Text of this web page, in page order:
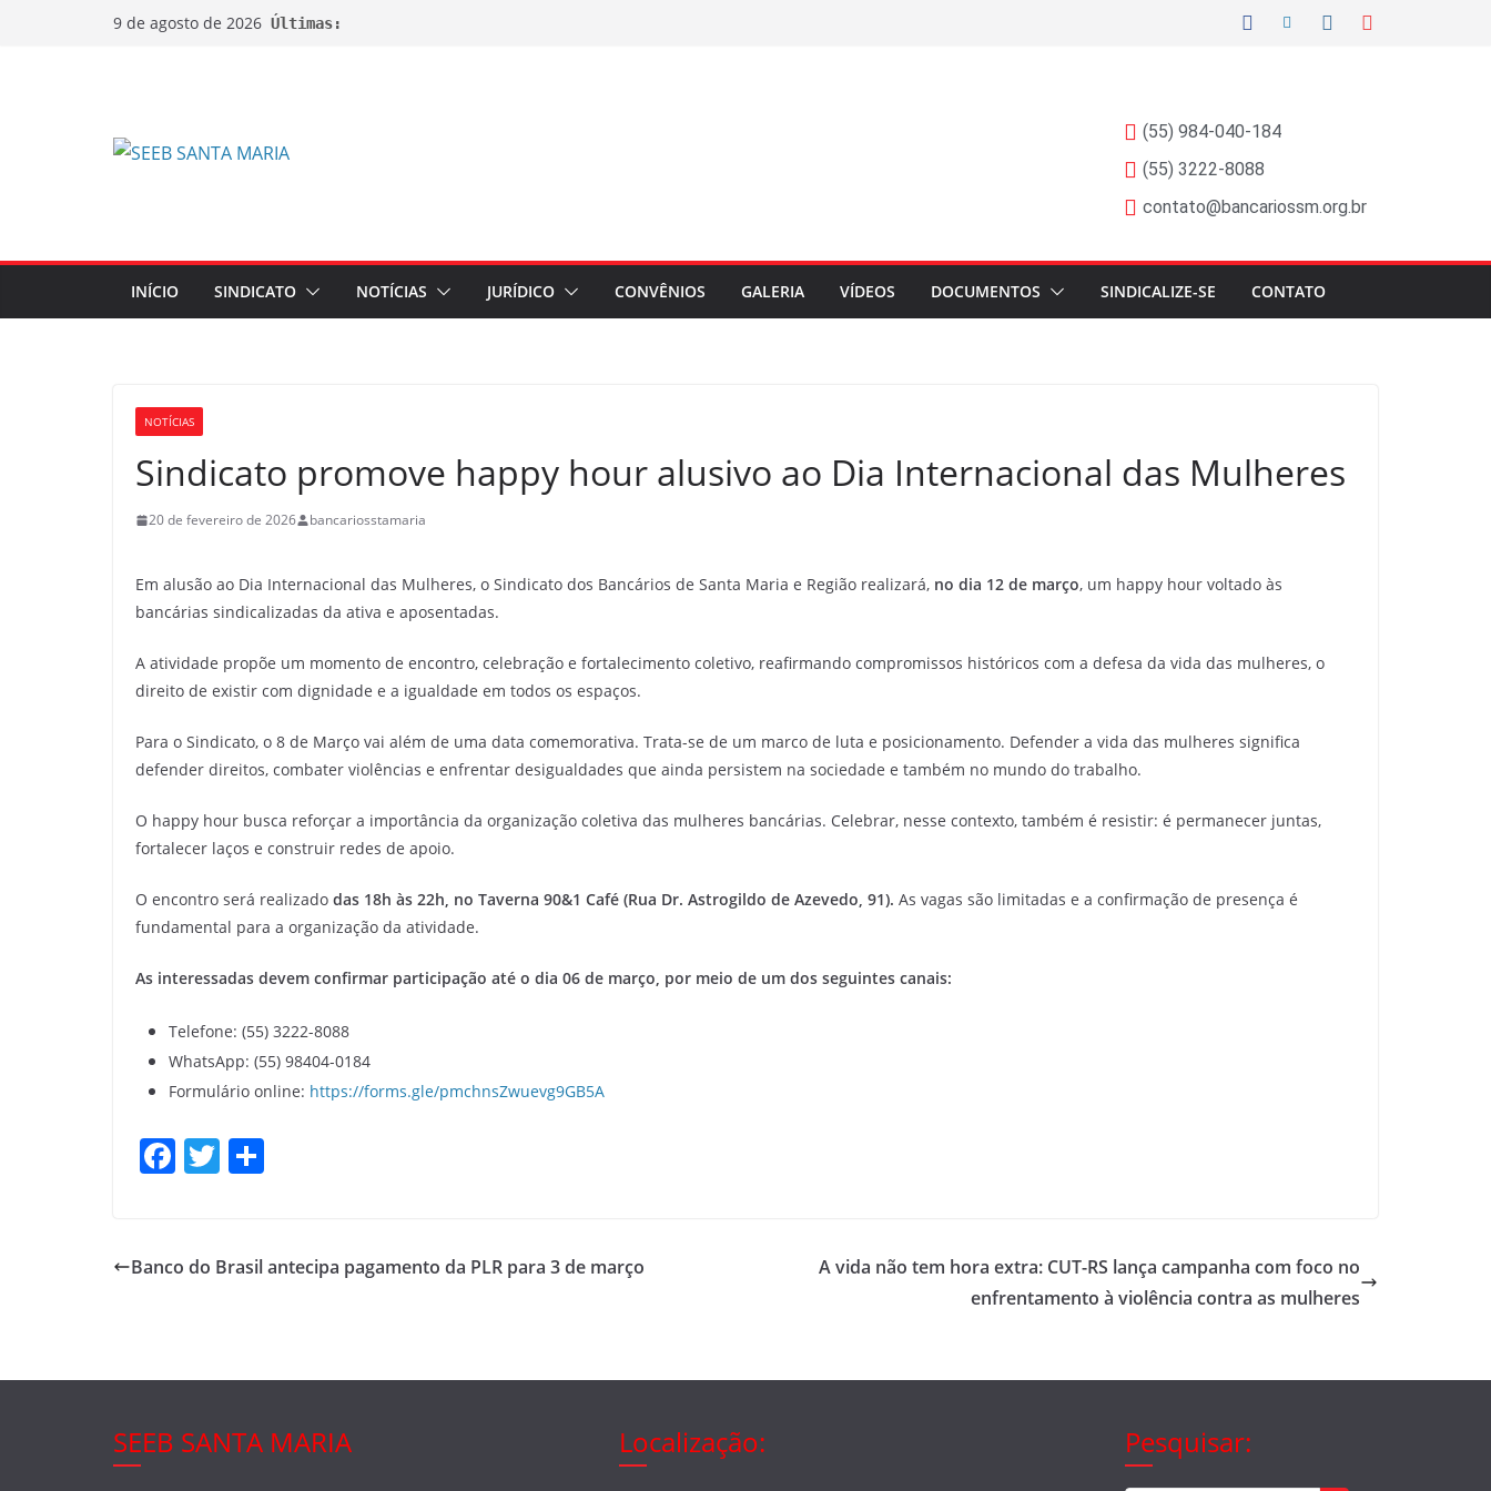
9 de agosto de 2026 Últimas:
(55) 984-040-184
(55) 3222-8088
contato@bancariossm.org.br
INÍCIO SINDICATO NOTÍCIAS JURÍDICO CONVÊNIOS GALERIA VÍDEOS DOCUMENTOS SINDICALIZE-SE CONTATO
NOTÍCIAS
Sindicato promove happy hour alusivo ao Dia Internacional das Mulheres
20 de fevereiro de 2026 bancariosstamaria
Em alusão ao Dia Internacional das Mulheres, o Sindicato dos Bancários de Santa Maria e Região realizará, no dia 12 de março, um happy hour voltado às
bancárias sindicalizadas da ativa e aposentadas.
A atividade propõe um momento de encontro, celebração e fortalecimento coletivo, reafirmando compromissos históricos com a defesa da vida das mulheres, o
direito de existir com dignidade e a igualdade em todos os espaços.
Para o Sindicato, o 8 de Março vai além de uma data comemorativa. Trata-se de um marco de luta e posicionamento. Defender a vida das mulheres significa
defender direitos, combater violências e enfrentar desigualdades que ainda persistem na sociedade e também no mundo do trabalho.
O happy hour busca reforçar a importância da organização coletiva das mulheres bancárias. Celebrar, nesse contexto, também é resistir: é permanecer juntas,
fortalecer laços e construir redes de apoio.
O encontro será realizado das 18h às 22h, no Taverna 90&1 Café (Rua Dr. Astrogildo de Azevedo, 91). As vagas são limitadas e a confirmação de presença é
fundamental para a organização da atividade.
As interessadas devem confirmar participação até o dia 06 de março, por meio de um dos seguintes canais:
Telefone: (55) 3222-8088
WhatsApp: (55) 98404-0184
Formulário online: https://forms.gle/pmchnsZwuevg9GB5A
F
e
o
T
er e
Banco do Brasil antecipa pagamento da PLR para 3 de março
A vida não tem hora extra: CUT-RS lança campanha com foco no
enfrentamento à violência contra as mulheres
SEEB SANTA MARIA Localização: Pesquisar: